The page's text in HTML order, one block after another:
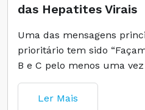
das Hepatites Virais
Uma das mensagens
prioritário tem sido
B e C pelo menos uma vez
Ler Mais